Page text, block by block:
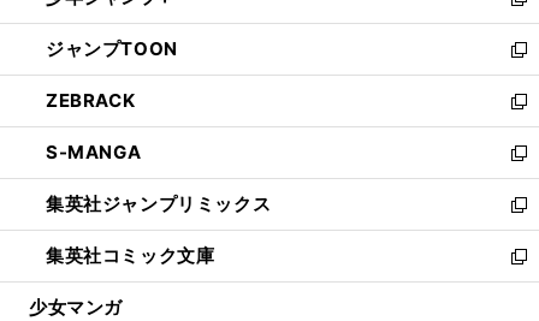
開
く
ウ
で
開
く
ン
ド
ウ
で
開
く
ウ
ィ
ン
ド
ウ
で
開
く
し
い
ウ
ィ
ン
ド
ウ
で
開
く
ジャンプTOON
新
し
い
ウ
ィ
ン
ド
ウ
で
開
ZEBRACK
新
し
い
ウ
ィ
ン
ド
ウ
S-MANGA
新
し
い
ウ
ィ
ン
集英社ジャンプリミックス
新
し
い
ウ
集英社コミック文庫
新
し
少女マンガ